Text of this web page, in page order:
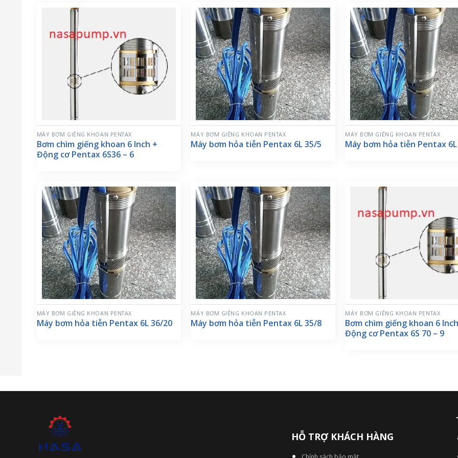
MÁY BƠM GIẾNG KHOAN PENTAX
Bơm chìm giếng khoan 6 Inch +
Động cơ Pentax 6S36 – 6
MÁY BƠM GIẾNG KHOAN PENTAX
Máy bơm hỏa tiễn Pentax 6L 35/5
MÁY BƠM GIẾNG KHOAN PENTAX
Máy bơm hỏa tiễn Pentax
MÁY BƠM GIẾNG KHOAN PENTAX
Máy bơm hỏa tiễn Pentax 6L 36/20
MÁY BƠM GIẾNG KHOAN PENTAX
Máy bơm hỏa tiễn Pentax 6L 35/8
MÁY BƠM GIẾNG KHOAN PENTAX
Bơm chìm giếng khoan 6
Động cơ Pentax 6S 70 – 9
HỖ TRỢ KHÁCH HÀNG